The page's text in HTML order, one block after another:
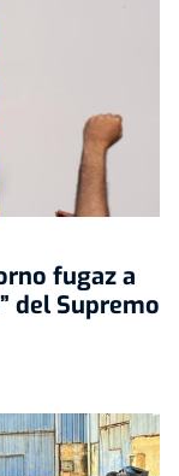
fugaz a
del Supremo